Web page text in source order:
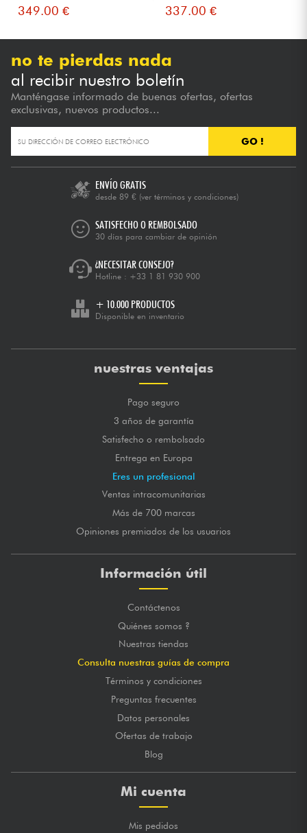
349.00 € 337.00 €
no te pierdas nada
al recibir nuestro boletín
Manténgase informado de buenas ofertas, ofertas
exclusivas, nuevos productos...
GO !
ENVÍO GRATIS
desde 89 € (ver términos y condiciones)
SATISFECHO O REMBOLSADO
30 días para cambiar de opinión
¿NECESITAR CONSEJO?
Hotline : +33 1 81 930 900
+ 10.000 PRODUCTOS
Disponible en inventario
nuestras ventajas
Pago seguro
3 años de garantía
Satisfecho o rembolsado
Entrega en Europa
Eres un profesional
Ventas intracomunitarias
Más de 700 marcas
Opiniones premiados de los usuarios
Información útil
Contáctenos
Quiénes somos ?
Nuestras tiendas
Consulta nuestras guías de compra
Términos y condiciones
Preguntas frecuentes
Datos personales
Ofertas de trabajo
Blog
Mi cuenta
Mis pedidos